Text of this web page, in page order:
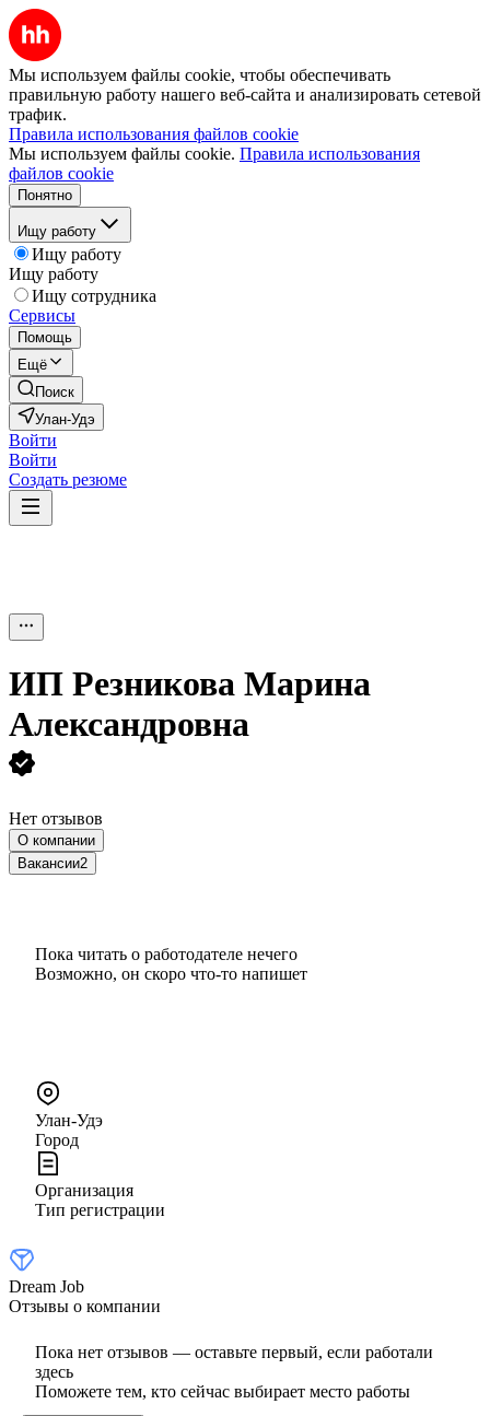
Мы используем файлы cookie, чтобы обеспечивать
правильную работу нашего веб-сайта и анализировать сетевой
трафик.
Правила использования файлов cookie
Мы используем файлы cookie. Правила использования
файлов cookie
Понятно
Ищу работу
Ищу работу
Ищу работу
Ищу сотрудника
Сервисы
Помощь
Ещё
Поиск
Улан-Удэ
Войти
Войти
Создать резюме
ИП Резникова Марина
Александровна
Нет отзывов
О компании
Вакансии2
Пока читать о работодателе нечего
Возможно, он скоро что‑то напишет
Улан-Удэ
Город
Организация
Тип регистрации
Dream Job
Отзывы о компании
Пока нет отзывов — оставьте первый, если работали
здесь
Поможете тем, кто сейчас выбирает место работы